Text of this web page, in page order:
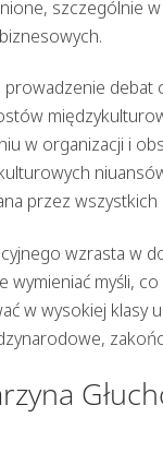
szczególnie
prowadzenie debat
w organizacji i
przez wszystkich
wzrasta w
myśli,
w wysokiej klasy